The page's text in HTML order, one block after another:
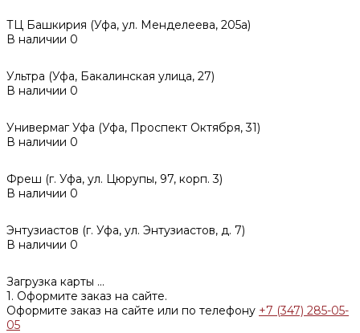
ТЦ Башкирия (Уфа, ул. Менделеева, 205а)
В наличии 0
Ультра (Уфа, Бакалинская улица, 27)
В наличии 0
Универмаг Уфа (Уфа, Проспект Октября, 31)
В наличии 0
Фреш (г‌. Уфа, ул. Цюрупы, 97, корп. 3)
В наличии 0
Энтузиастов (г. Уфа, ул. Энтузиастов, д. 7)
В наличии 0
Загрузка карты ...
1. Оформите заказ на сайте.
Оформите заказ на сайте или по телефону +7 (347) 285-05-
05